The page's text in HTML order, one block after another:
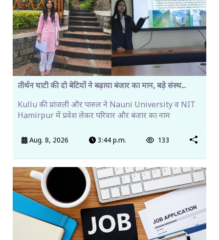
तीर्थन घाटी की दो बेटियों ने बढ़ाया बंजार का मान, बड़े संस्थ...
Kullu की प्रांजली और पारुल ने Nauni University व NIT
Hamirpur में प्रवेश लेकर परिवार और बंजार का नाम
Aug. 8, 2026 3:44 p.m. 133